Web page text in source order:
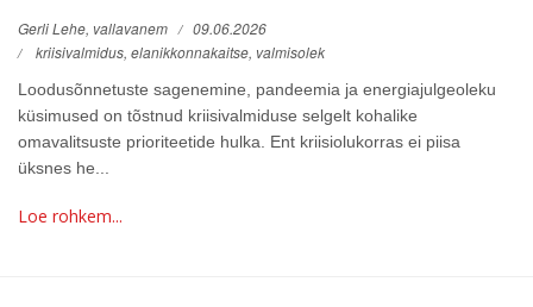
Gerli Lehe, vallavanem
09.06.2026
kriisivalmidus, elanikkonnakaitse, valmisolek
Loodusõnnetuste sagenemine, pandeemia ja energiajulgeoleku
küsimused on tõstnud kriisivalmiduse selgelt kohalike
omavalitsuste prioriteetide hulka. Ent kriisiolukorras ei piisa
üksnes he...
Loe rohkem...